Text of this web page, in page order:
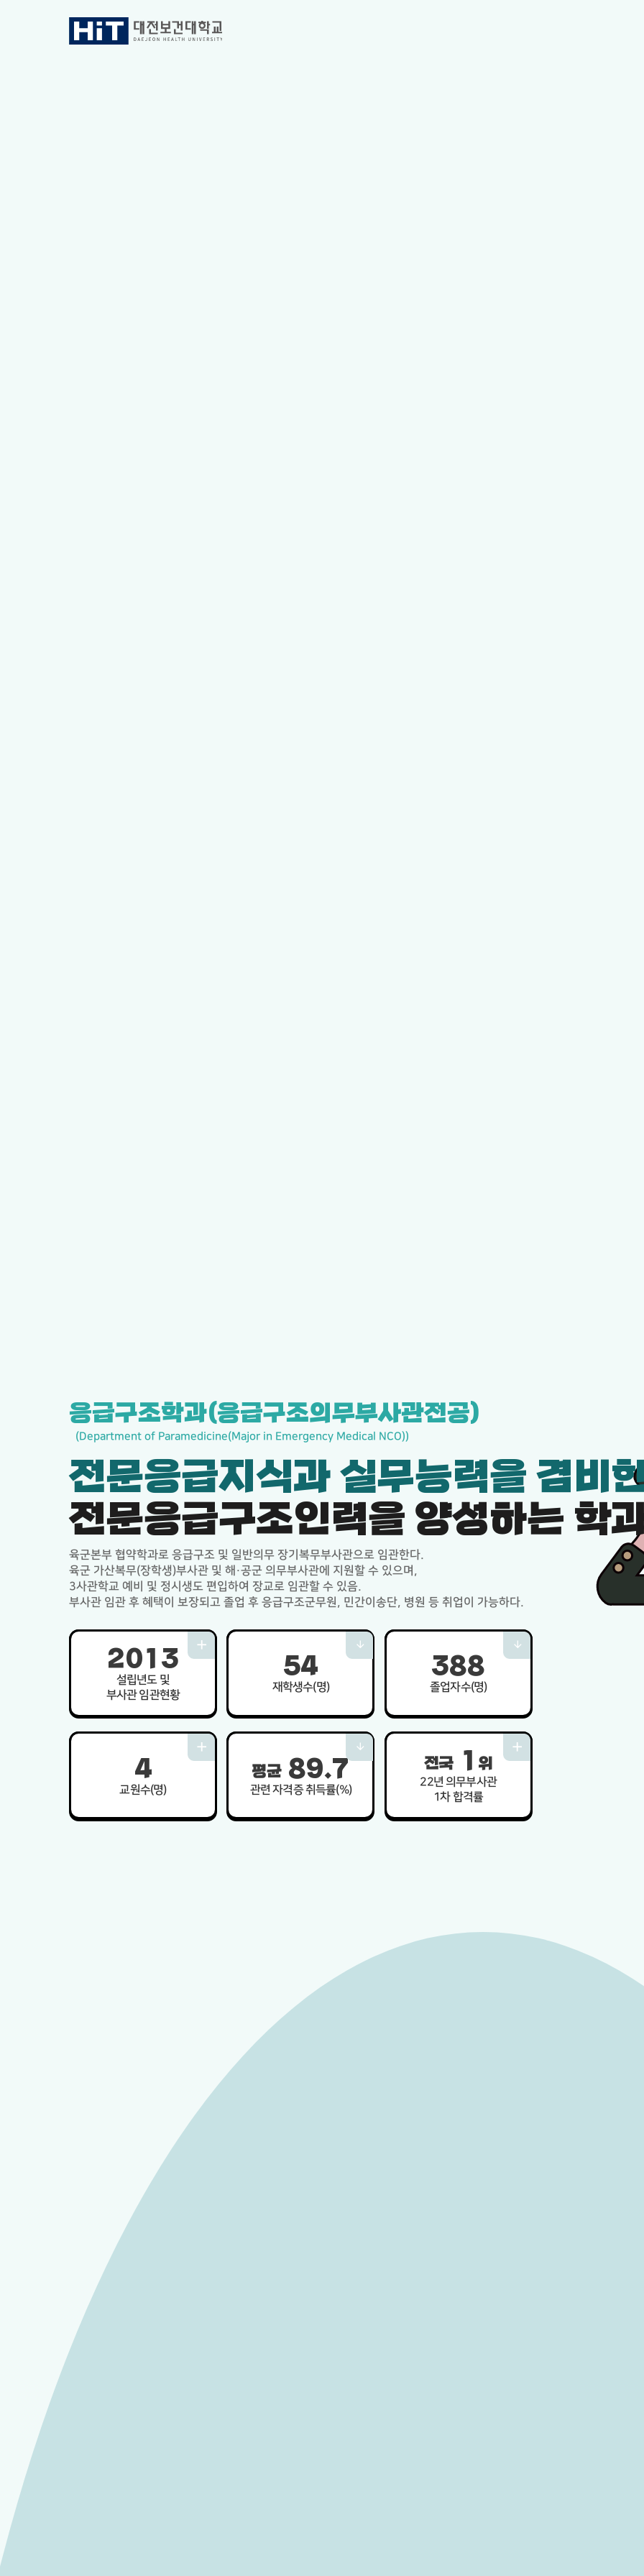
응급구조학과(응급구조의무부사관전공)
(Department of Paramedicine(Major in Emergency Medical NCO))
전문응급지식과 실무능력을 겸비
전문응급구조인력을 양성하는 학
육군본부 협약학과로 응급구조 및 일반의무 장기복무부사관으로 임관한다.
육군 가산복무(장학생)부사관 및 해·공군 의무부사관에 지원할 수 있으며,
3사관학교 예비 및 정시생도 편입하여 장교로 임관할 수 있음.
부사관 임관 후 혜택이 보장되고 졸업 후 응급구조군무원, 민간이송단, 병원 등 취업이 가능하다.
201 3
설립년도 및
부사관 임관현황
54
재학생수(명)
388
졸업자수(명)
4
교원수(명)
평균 89.7
관련 자격증 취득률(%)
전국 1 위
22년 의무부사관
1차 합격률